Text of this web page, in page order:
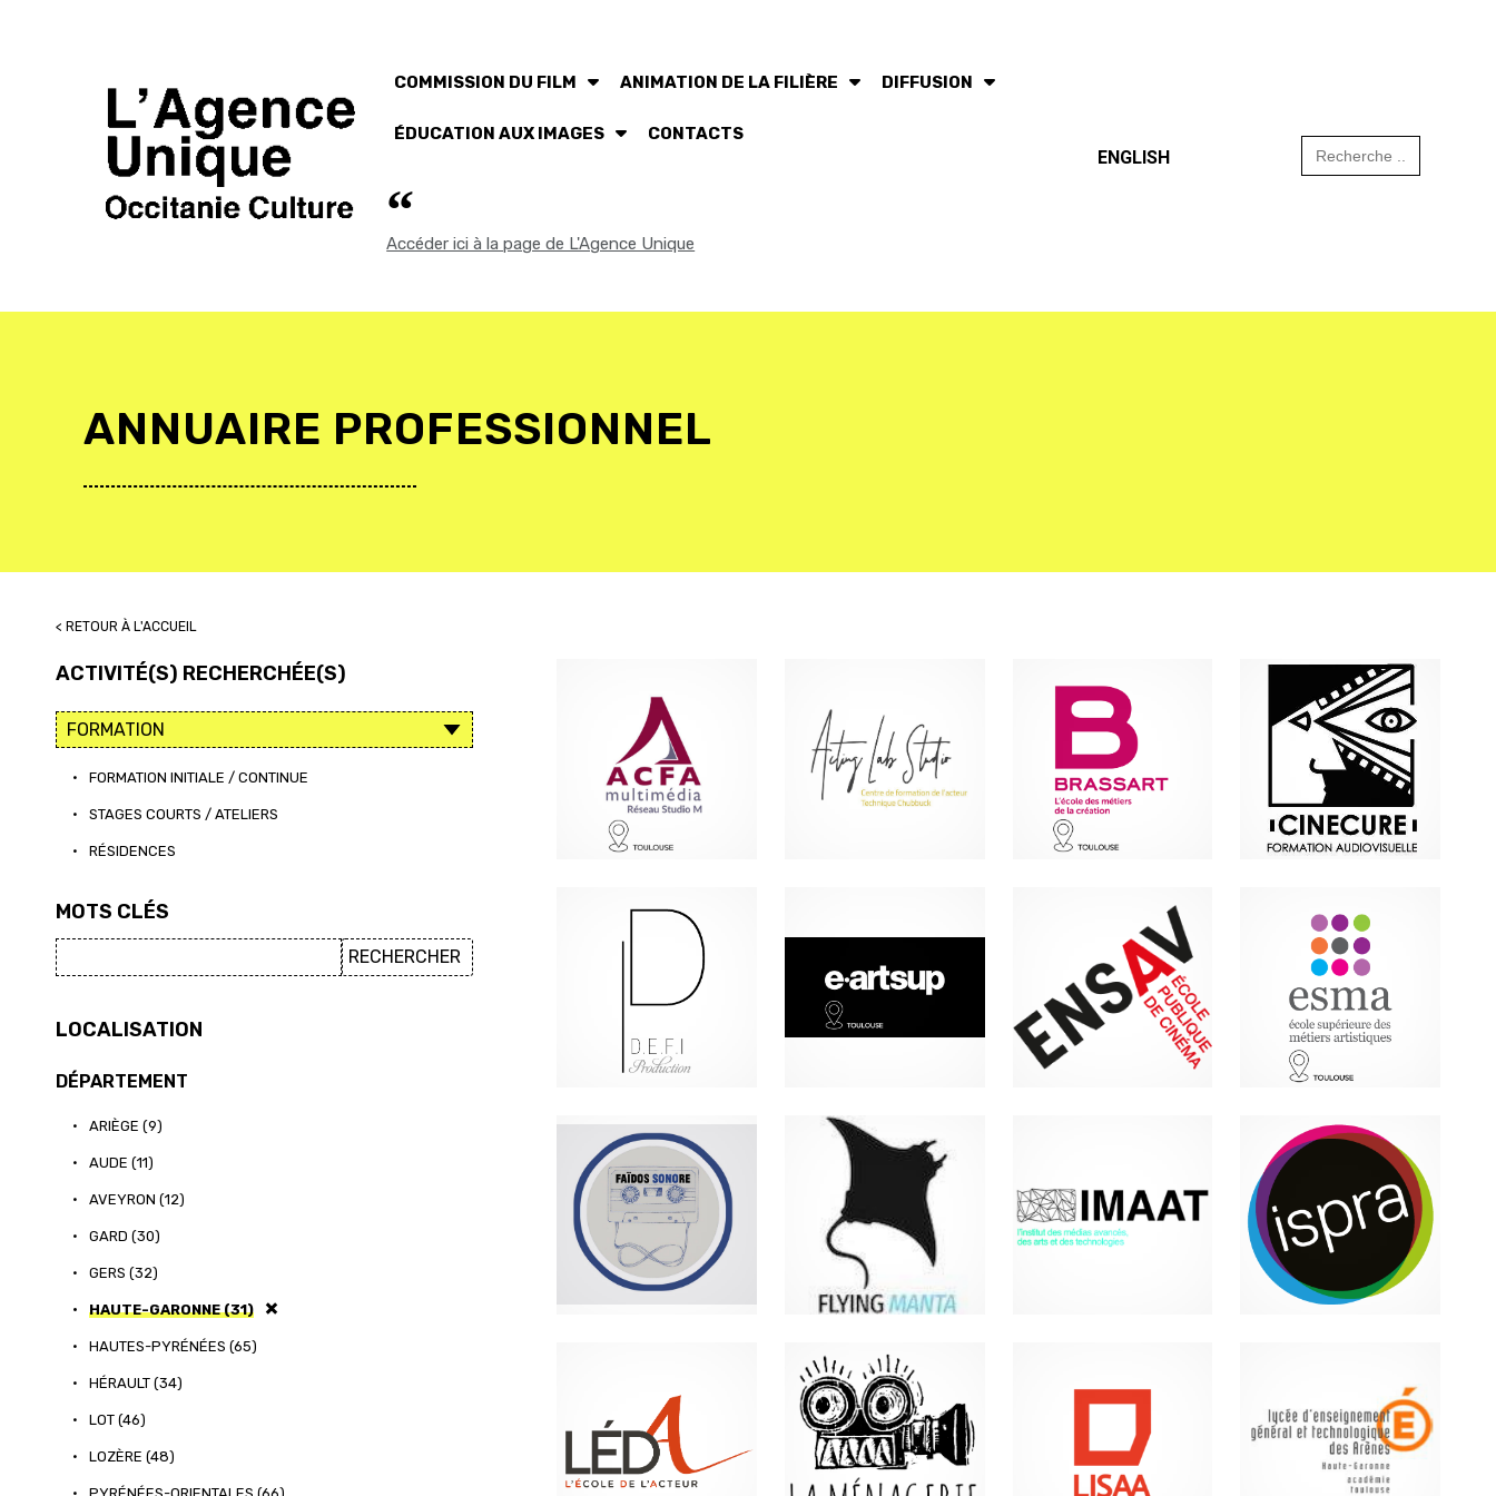
COMMISSION DU FILM ANIMATION DE LA FILIÈRE DIFFUSION
ÉDUCATION AUX IMAGES CONTACTS
Accéder ici à la page de L'Agence Unique
ENGLISH
Search
for:
ANNUAIRE PROFESSIONNEL
< RETOUR À L'ACCUEIL
ACTIVITÉ(S) RECHERCHÉE(S)
• FORMATION INITIALE / CONTINUE
• STAGES COURTS / ATELIERS
• RÉSIDENCES
MOTS CLÉS
LOCALISATION
DÉPARTEMENT
• ARIÈGE (9)
• AUDE (11)
• AVEYRON (12)
• GARD (30)
• GERS (32)
• HAUTE-GARONNE (31)
• HAUTES-PYRÉNÉES (65)
• HÉRAULT (34)
• LOT (46)
• LOZÈRE (48)